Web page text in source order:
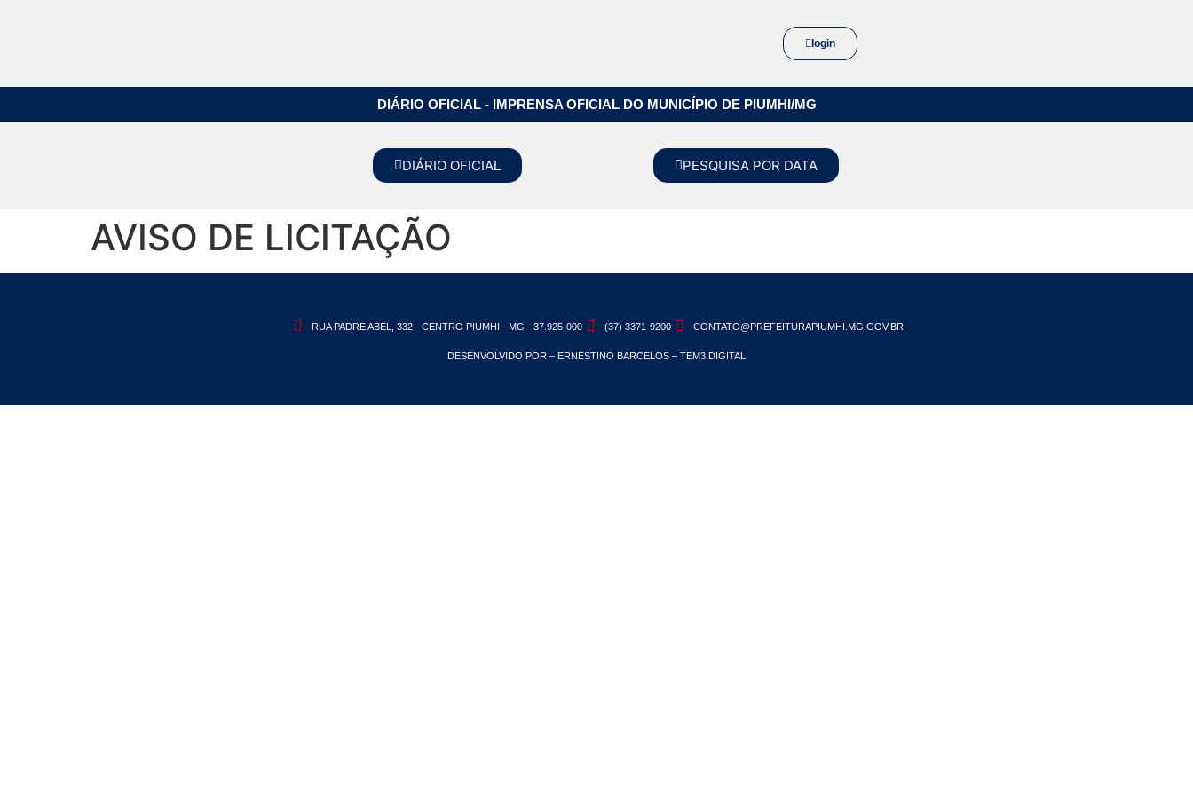
login
DIÁRIO OFICIAL - IMPRENSA OFICIAL DO MUNICÍPIO DE PIUMHI/MG
DIÁRIO OFICIAL PESQUISA POR DATA
AVISO DE LICITAÇÃO
RUA PADRE ABEL, 332 - CENTRO PIUMHI - MG - 37.925-000 (37) 3371-9200 CONTATO@PREFEITURAPIUMHI.MG.GOV.BR
DESENVOLVIDO POR – ERNESTINO BARCELOS – TEM3.DIGITAL